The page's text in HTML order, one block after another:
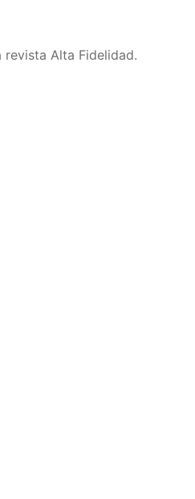
Alta Fidelidad.